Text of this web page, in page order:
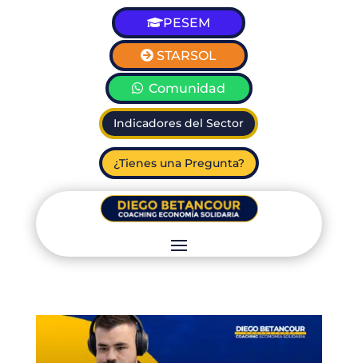
PESEM
STARSOL
Comunidad
Indicadores del Sector
¿Tienes una Pregunta?